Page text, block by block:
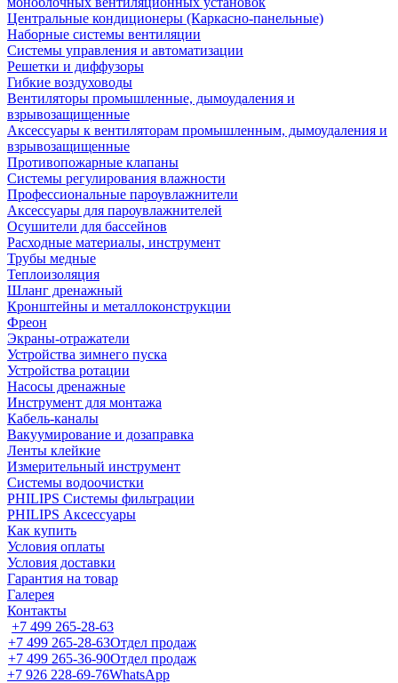
Центральные кондиционеры (Каркасно-панельные)
Наборные системы вентиляции
Системы управления и автоматизации
Решетки и диффузоры
Гибкие воздуховоды
Вентиляторы промышленные, дымоудаления и
взрывозащищенные
Аксессуары к вентиляторам промышленным, дымоудаления и
взрывозащищенные
Противопожарные клапаны
Системы регулирования влажности
Профессиональные пароувлажнители
Аксессуары для пароувлажнителей
Осушители для бассейнов
Расходные материалы, инструмент
Трубы медные
Теплоизоляция
Шланг дренажный
Кронштейны и металлоконструкции
Фреон
Экраны-отражатели
Устройства зимнего пуска
Устройства ротации
Насосы дренажные
Инструмент для монтажа
Кабель-каналы
Вакуумирование и дозаправка
Ленты клейкие
Измерительный инструмент
Системы водоочистки
PHILIPS Системы фильтрации
PHILIPS Аксессуары
Как купить
Условия оплаты
Условия доставки
Гарантия на товар
Галерея
Контакты
+7 499 265-28-63
+7 499 265-28-63Отдел продаж
+7 499 265-36-90Отдел продаж
+7 926 228-69-76WhatsApp